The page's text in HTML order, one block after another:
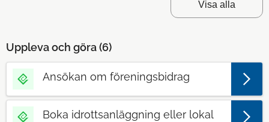
Visa alla
Uppleva och göra (6)
Ansökan om föreningsbidrag
Boka idrottsanläggning eller lokal